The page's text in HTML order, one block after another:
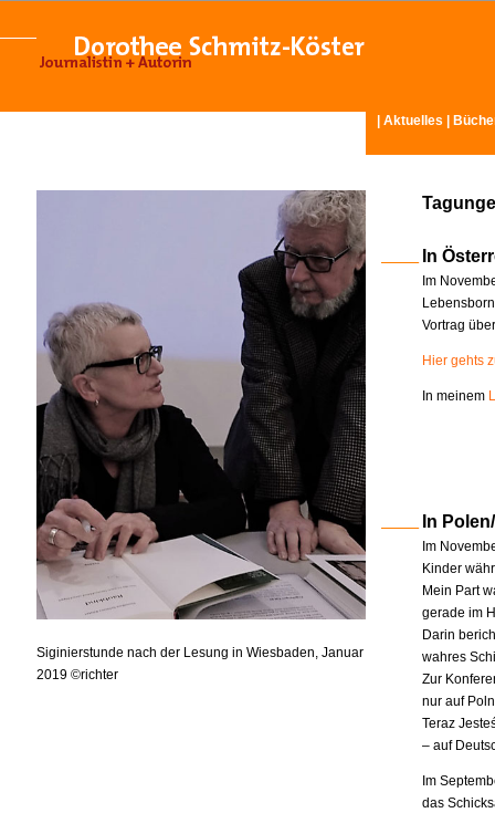
Aktuelles
Siginierstunde nach der Lesung in Wiesbaden, Januar
2019 ©richter
In
Im
Vortrag
Hier gehts
In meinem
In
Im
Kinder
Mein Part
gerade im
Darin
wahres
Zur
nur auf
Teraz
– auf
Im
das